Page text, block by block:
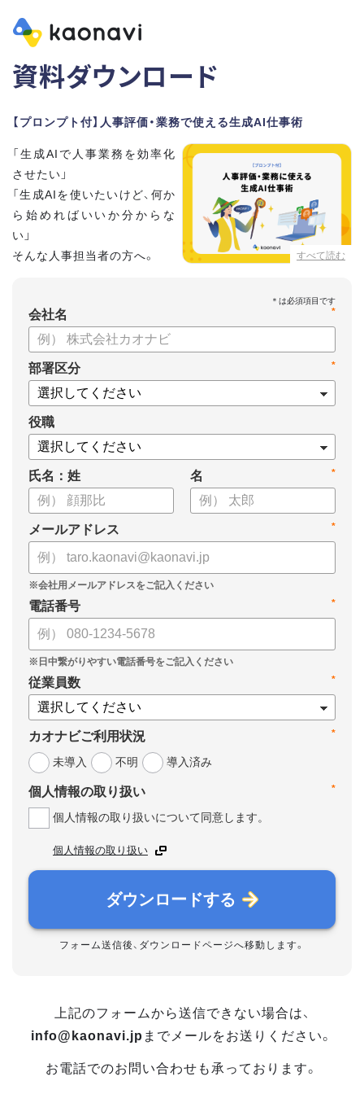
資料ダウンロード
【プロンプト付】人事評価・業務で使える生成AI仕事術
すべて読む
「生成AIで人事業務を効率化
させたい」
「生成AIを使いたいけど、何か
ら始めればいいか分からな
い」
そんな人事担当者の方へ。
本資料では、人事担当者300名の実態調査をもとに現場ですぐ
に役立つ生成AI活用術を紹介しています。
生成AI利用時のポイントや注意事項もまとめているため、これ
から始める方も安心です。評価シートフォーマットの作成や素
案の生成など、コピペで使えるプロンプトも収録！
生成AIを「壁打ち相手」や「作業アシスタント」にして、明日か
らの人事業務を効率化してみませんか？
【資料の内容】
・人事担当者に聞いた「生成AI活用に関する実態調査」
・生成AI利用における注意点やルール
・今日から使えるプロンプト集（人事評価、エンゲージメント業
務）
*
会社名
*
部署区分
役職
氏名：姓 *
名
*
メールアドレス
*
電話番号
*
従業員数
*
カオナビご利用状況
未導入
不明 導入済み
*
個人情報の取り扱い
個人情報の取り扱いについて同意します。
個人情報の取り扱い
ダウンロードする
フォーム送信後、ダウンロードページへ移動します。
上記のフォームから送信できない場合は、
info@kaonavi.jp までメールをお送りください。
お電話でのお問い合わせも承っております。